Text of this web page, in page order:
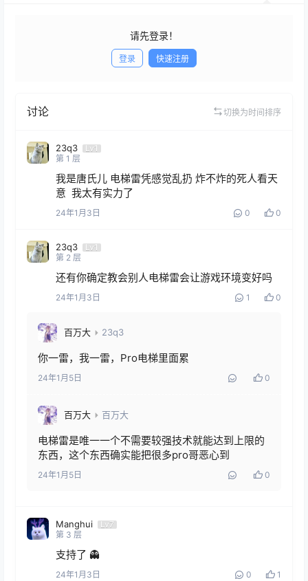
请先登录！
登录 快速注册
讨论 切换为时间排序
23q3
Lv1
第 1 层
我是唐氏儿 电梯雷凭感觉乱扔 炸不炸的死人看天
意  我太有实力了
24年1月3日 0 0
23q3
Lv1
第 2 层
还有你确定教会别人电梯雷会让游戏环境变好吗
24年1月3日 1 0
百万大 23q3
你一雷，我一雷，Pro电梯里面累
24年1月5日 0
百万大 百万大
电梯雷是唯一一个不需要较强技术就能达到上限的
东西，这个东西确实能把很多pro哥恶心到
24年1月5日 0
Manghui
Lv7
第 3 层
支持了 👻
24年1月3日 0 1